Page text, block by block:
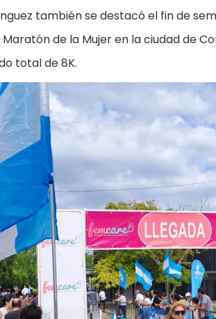
también se destacó el fin de
de la Mujer en la ciudad de
total de 8K.